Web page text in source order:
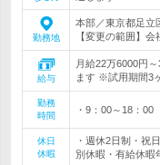
勤務地
本部／東京都足立
【変更の範囲】
給与
月給22万6000円
ます ※試用期間3
勤務
時間
・9：00～18：
休日
休暇
・週休2日制・祝
別休暇・有給休暇